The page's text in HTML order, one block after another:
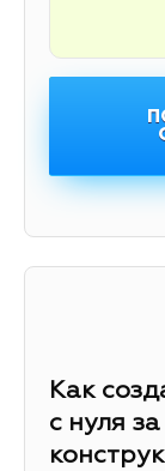
Как
с нуля